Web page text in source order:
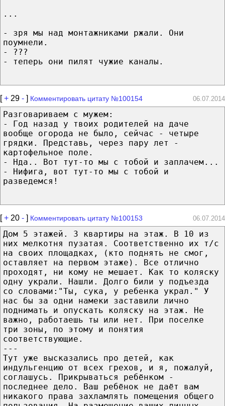
...
- зря мы над монтажниками ржали. Они
поумнели.
- ???
- теперь они пилят чужие каналы.
[+ 29 - ] Комментировать цитату №100154 06.07.2014
Разговариваем с мужем:
- Год назад у твоих родителей на даче
вообще огорода не было, сейчас - четыре
грядки. Представь, через пару лет -
картофельное поле.
- Нда.. Вот тут-то мы с тобой и заплачем...
- Нифига, вот тут-то мы с тобой и
разведемся!
[+ 20 - ] Комментировать цитату №100153 06.07.2014
Дом 5 этажей. 3 квартиры на этаж. В 10 из
них мелкотня пузатая. Соответственно их т/с
на своих площадках, (кто поднять не смог,
оставляет на первом этаже). Все отлично
проходят, ни кому не мешает. Как то коляску
одну украли. Нашли. Долго били у подъезда
со словами:"Ты, сука, у ребенка украл." У
нас бы за одни намеки заставили лично
поднимать и опускать коляску на этаж. Не
важно, работаешь ты или нет. При поселке
три зоны, по этому и понятия
соответствующие.
---
Тут уже высказались про детей, как
индульгенцию от всех грехов, и я, пожалуй,
соглашусь. Прикрываться ребёнком -
последнее дело. Ваш ребёнок не даёт вам
никакого права захламлять помещения общего